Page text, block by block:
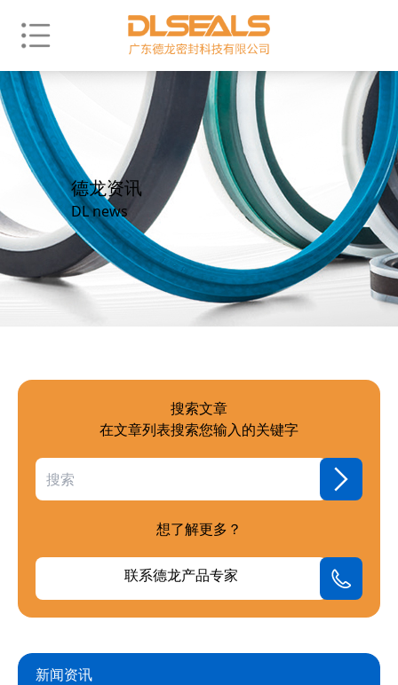
德龙资讯
DL news
搜索文章
在文章列表搜索您输入的关键字
想了解更多？
联系德龙产品专家
新闻资讯